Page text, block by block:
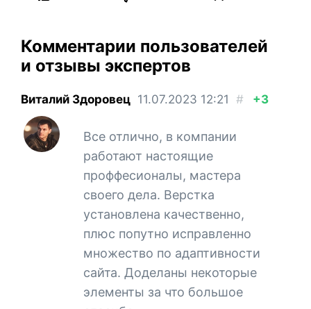
Комментарии пользователей
и отзывы экспертов
Виталий Здоровец 11.07.2023 12:21 # +3
Все отлично, в компании
работают настоящие
проффесионалы, мастера
своего дела. Верстка
установлена качественно,
плюс попутно исправленно
множество по адаптивности
сайта. Доделаны некоторые
элементы за что большое